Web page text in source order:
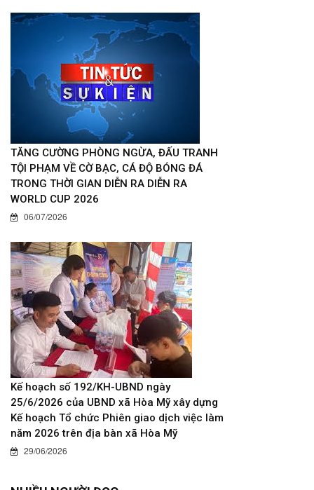
TĂNG CƯỜNG PHÒNG NGỪA, ĐẤU TRANH
TỘI PHẠM VỀ CỜ BẠC, CÁ ĐỘ BÓNG ĐÁ
TRONG THỜI GIAN DIỄN RA DIỄN RA
WORLD CUP 2026
06/07/2026
Kế hoạch số 192/KH-UBND ngày
25/6/2026 của UBND xã Hòa Mỹ xây dựng
Kế hoạch Tổ chức Phiên giao dịch việc làm
năm 2026 trên địa bàn xã Hòa Mỹ
29/06/2026